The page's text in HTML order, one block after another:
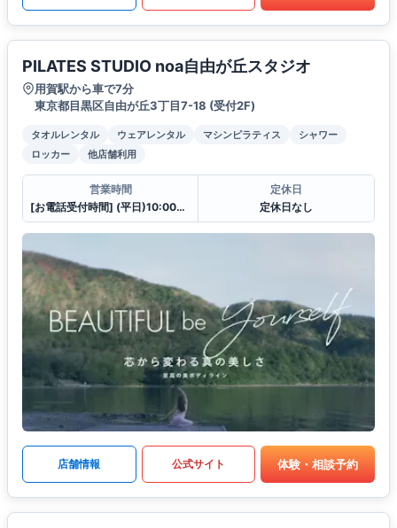
PILATES STUDIO noa自由が丘スタジオ
用賀駅から車で7分
東京都目黒区自由が丘3丁目7-18 (受付2F)
タオルレンタル ウェアレンタル マシンピラティス
シャワー
ロッカー
他店舗利用
営業時間
[お電話受付時間] (平日)10:00〜23:00 (土・日)10:00〜21:00
定休日
定休日なし
店舗情報 公式サイト 体験・相談予約